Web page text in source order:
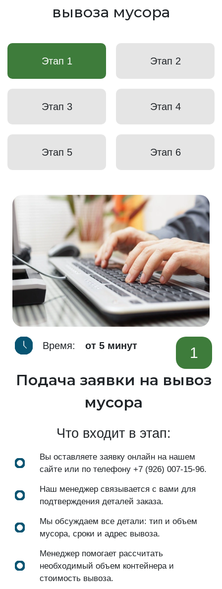
вывоза мусора
Этап 1 Этап 2
Этап 3 Этап 4
Этап 5 Этап 6
Время: от 5 минут 1
Подача заявки на вывоз
мусора
Что входит в этап:
Вы оставляете заявку онлайн на нашем
сайте или по телефону +7 (926) 007-15-96.
Наш менеджер связывается с вами для
подтверждения деталей заказа.
Мы обсуждаем все детали: тип и объем
мусора, сроки и адрес вывоза.
Менеджер помогает рассчитать
необходимый объем контейнера и
стоимость вывоза.